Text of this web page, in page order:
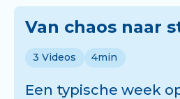
Van chaos naar
3 Videos 4min
Een typische week